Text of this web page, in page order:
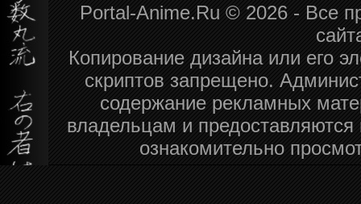
Portal-Anime.Ru © 2026 - Все
Копирование дизайна или его
скриптов запрещено.
содержание рекламных
владельцам и
ознакомительно